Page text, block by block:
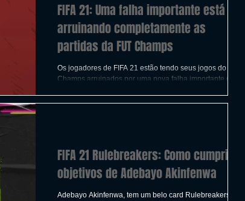
FIFA 21: Uma falha importante está
arruinando completamente as
partidas da FUT Champs
Os jogadores de FIFA 21 estão tendo seus jogos do FUT
Champs arruinados por uma nova falha importante que
FIFA 21 Rulebreakers: Como cumprir os
objetivos de Adebayo Akinfenwa
Adebayo Akinfenwa, tem um belo card Rulebreakers no